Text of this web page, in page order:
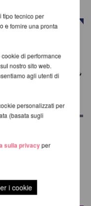
EUR
tipo tecnico per
e fornire una pronta
di performance
nostro sito web.
agli utenti di
personalizzati per
(basata sugli
sulla privacyper
i cookie